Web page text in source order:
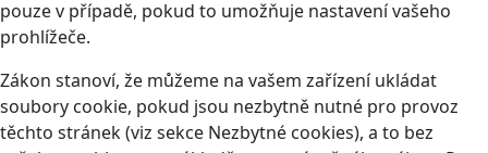
pouze v případě, pokud to umožňuje nastavení vašeho
prohlížeče.
Zákon stanoví, že můžeme na vašem zařízení ukládat
soubory cookie, pokud jsou nezbytně nutné pro provoz
těchto stránek (viz sekce Nezbytné cookies), a to bez